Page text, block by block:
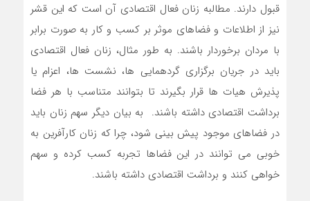
قبول دارند. مطالبه زنان فعال اقتصادی آن است که این قشر
نیز از اطلاعات و فضاهای موثر بر کسب و کار به صورت برابر
با مردان برخوردار باشند. به طور مثال، زنان فعال اقتصادی
باید در جریان برگزاری گردهمایی ها، نشست ها، اعزام یا
پذیرش هیات ها قرار بگیرند تا بتوانند متناسب با هر فضا
برداشت اقتصادی داشته باشند. به بیان دیگر سهم زنان باید
در فضاهای موجود پیش بینی شود، چرا که زنان کارآفرین به
خوبی می توانند در این فضاها تجربه کسب کرده و سهم
خواهی کنند و برداشت اقتصادی داشته باشند.